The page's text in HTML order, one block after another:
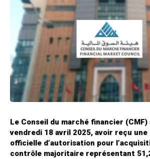
Le Conseil du marché financier (CMF)
vendredi 18 avril 2025, avoir reçu une
officielle d’autorisation pour
contrôle majoritaire représentant